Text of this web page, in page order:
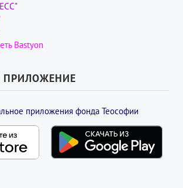
Bastyon
приложения фонда Теософии